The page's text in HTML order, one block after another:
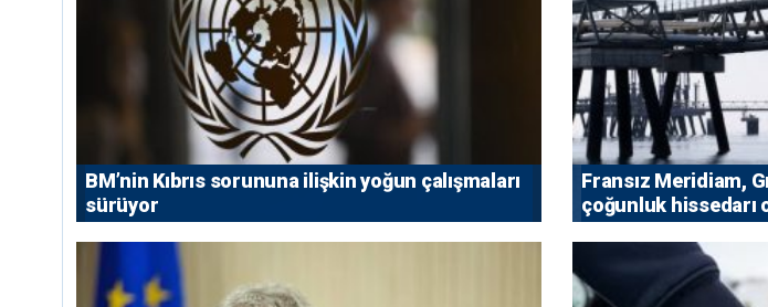
BM’nin Kıbrıs sorununa ilişkin yoğun çalışmaları
sürüyor
Fransız Meridiam,
çoğunluk hissedarı